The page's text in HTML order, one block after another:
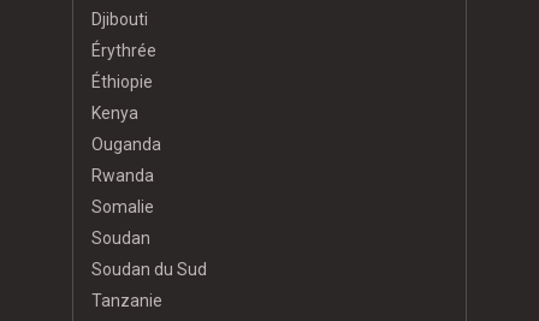
Djibouti
Érythrée
Éthiopie
Kenya
Ouganda
Rwanda
Somalie
Soudan
Soudan du Sud
Tanzanie